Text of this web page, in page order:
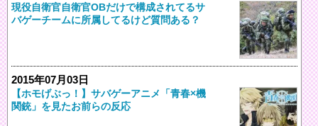
現役自衛官自衛官OBだけで構成されてるサ
バゲーチームに所属してるけど質問ある？
2015年07月03日
【ホモげぶっ！】サバゲーアニメ「青春×機
関銃」を見たお前らの反応